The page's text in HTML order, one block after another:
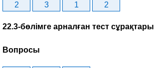
2 3 1 2
22.3-бөлімге арналған тест сұрақтары
Вопросы